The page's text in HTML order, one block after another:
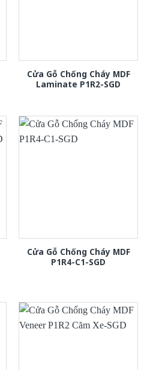
Cửa Gỗ Chống Cháy MDF
Laminate P1R2-SGD
Cửa Gỗ Chống Cháy MDF
P1R4-C1-SGD